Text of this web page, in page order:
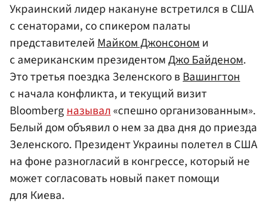
Украинский лидер накануне встретился в США
с сенаторами, со спикером палаты
представителейМайком Джонсономи
с американским президентомДжо Байденом.
Это третья поездка Зеленского вВашингтон
с начала конфликта, и текущий визит
Bloombergназывал«спешно организованным».
Белый дом объявил о нем за два дня до приезда
Зеленского. Президент Украины полетел в США
на фоне разногласий в конгрессе, который не
может согласовать новый пакет помощи
для Киева.